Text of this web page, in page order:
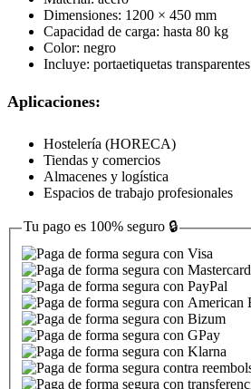
Dimensiones: 1200 × 450 mm
Capacidad de carga: hasta 80 kg
Color: negro
Incluye: portaetiquetas transparentes
Aplicaciones:
Hostelería (HORECA)
Tiendas y comercios
Almacenes y logística
Espacios de trabajo profesionales
Tu pago es 100% seguro 🔒